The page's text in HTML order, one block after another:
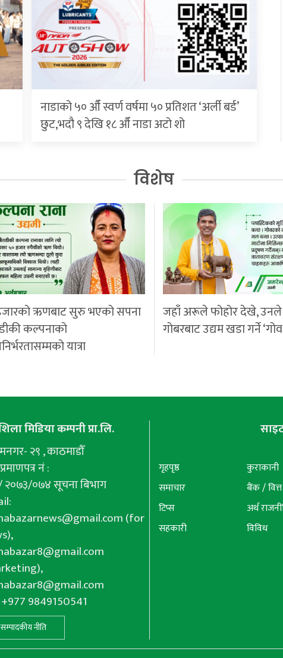
नाडाको ५० औँ स्वर्ण वर्षमा ५० प्रतिशत ‘अर्ली बर्ड’
छुट,भदौ ९ देखि १८ औँ नाडा अटो शो
विशेष
ऋणबाट सुरु भएको सपना
कल्पनाको
यात्रा
जहाँ अरूले फोहोर देखे, उनले
गोबरबाट उद्यम खडा गर्ने
मिडिया कम्पनी प्रा.लि.
२९ , काठमाडौँ
नं :
२०७३/०७४ सूचना बिभाग
(for
9849150541
सम्पादकीय नीति
गृहपृष्ठ
समाचार
टिप्स
सहकारी
कुराकानी
बैंक / वित्त
अर्थ
विविध